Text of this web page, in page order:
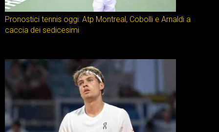
Pronostici tennis oggi: Atp Montreal, Cobolli e Arnaldi a
caccia dei sedicesimi